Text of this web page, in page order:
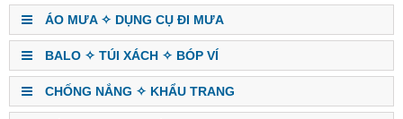
ÁO MƯA ✧ DỤNG CỤ ĐI MƯA
BALO ✧ TÚI XÁCH ✧ BÓP VÍ
CHỐNG NẮNG ✧ KHẨU TRANG